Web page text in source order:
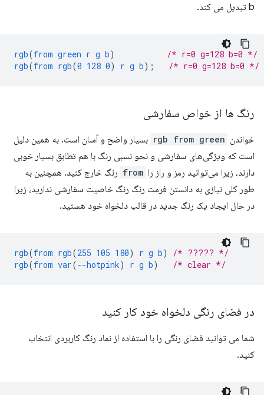
b تبدیل می کند.
rgb(from green r g b)
/* r=0 g=128 b=0 */
rgb(from rgb(0 128 0) r g b); /* r=0 g=128 b=0 */
رنگ ها از خواص سفارشی
خواندن rgb from green بسیار واضح و آسان است. به همین دلیل
است که ویژگی‌های سفارشی و نحو نسبی رنگ با هم تطابق بسیار خوبی
دارند، زیرا می‌توانید رمز و راز را from رنگ خارج کنید. همچنین به
طور کلی نیازی به دانستن فرمت رنگ رنگ خاصیت سفارشی ندارید، زیرا
در حال ایجاد یک رنگ جدید در قالب دلخواه خود هستید.
rgb(from rgb(255 105 180) r g b)
/* ????? */
rgb(from var(--hotpink) r g b) /* clear */
در فضای رنگی دلخواه خود کار کنید
شما می توانید فضای رنگی را با استفاده از نماد رنگ کاربردی انتخاب
کنید.